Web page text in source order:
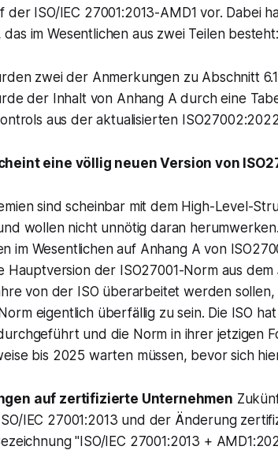
der ISO/IEC 27001:2013-AMD1 vor. Dabei
das im Wesentlichen aus zwei Teilen besteht:
zwei der Anmerkungen zu Abschnitt
der Inhalt von Anhang A durch eine
aus der aktualisierten
eine völlig neuen Version von
sind scheinbar mit dem High-Level-
wollen nicht unnötig daran
im Wesentlichen auf Anhang A von
Hauptversion der ISO27001-Norm aus
von der ISO überarbeitet werden
Norm eigentlich überfällig zu sein. Die ISO
durchgeführt und die Norm in ihrer jetzigen
bis 2025 warten müssen, bevor sich
auf zertifizierte Unternehmen
IEC 27001:2013 und der Änderung
"ISO/IEC 27001:2013 +